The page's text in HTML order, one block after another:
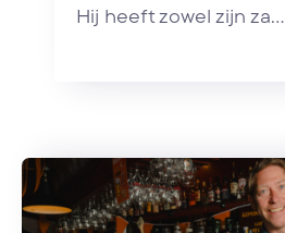
Hij heeft zowel zijn za...